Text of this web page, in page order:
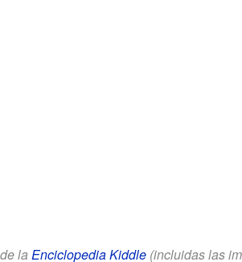
la Enciclopedia Kiddle(incluidas las